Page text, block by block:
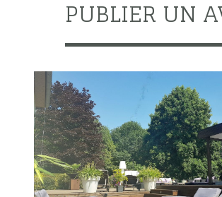
PUBLIER UN